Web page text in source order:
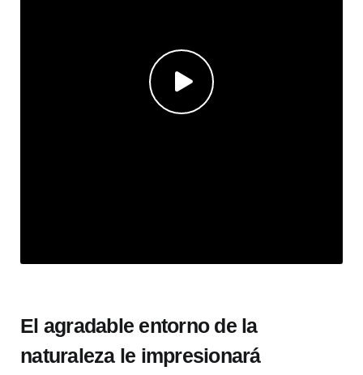
El agradable entorno de la
naturaleza le impresionará